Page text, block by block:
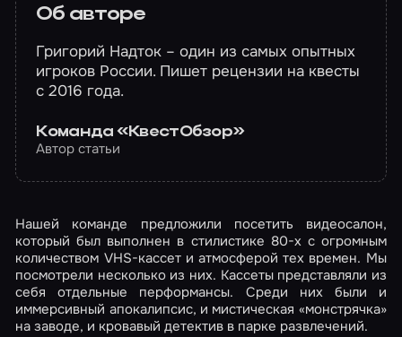
Об авторе
Григорий Надток – один из самых опытных
игроков России. Пишет рецензии на квесты
с 2016 года.
Команда «КвестОбзор»
Автор статьи
Нашей команде предложили посетить видеосалон,
который был выполнен в стилистике 80-х с огромным
количеством VHS-кассет и атмосферой тех времен. Мы
посмотрели несколько из них. Кассеты представляли из
себя отдельные перформансы. Среди них были и
иммерсивный апокалипсис, и мистическая «монстрячка»
на заводе, и кровавый детектив в парке развлечений.